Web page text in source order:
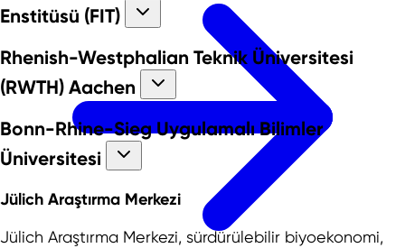
Enstitüsü (FIT)
Rhenish-Westphalian Teknik Üniversitesi
(RWTH) Aachen
Bonn-Rhine-Sieg Uygulamalı Bilimler
Üniversitesi
Jülich Araştırma Merkezi
Jülich Araştırma Merkezi, sürdürülebilir biyoekonomi,